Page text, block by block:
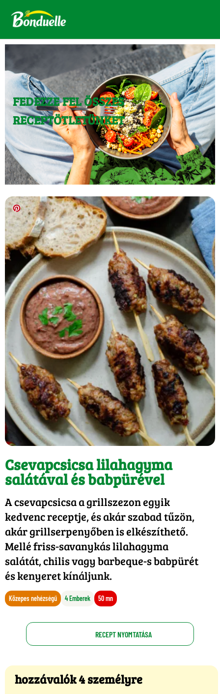
FEDEZZE FEL ÖSSZES
RECEPTÖTLETÜNKET
Csevapcsicsa lilahagyma
salátával és babpürével
A csevapcsicsa a grillszezon egyik
kedvenc receptje, és akár szabad tűzön,
akár grillserpenyőben is elkészíthető.
Mellé friss-savanykás lilahagyma
salátát, chilis vagy barbeque-s babpürét
és kenyeret kínáljunk.
Közepes nehézségű 4 Emberek 50 mn
RECEPT NYOMTATÁSA
hozzávalók 4 személyre